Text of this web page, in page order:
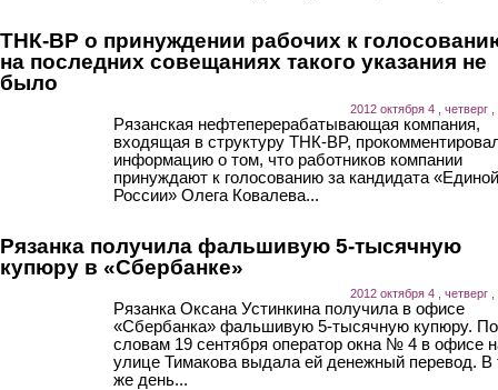
ТНК-BP о принуждении рабочих к
на последних совещаниях такого указания не
было
2012 октября 4 , четверг
Рязанская нефтеперерабатывающая компания,
входящая в структуру ТНК-BP,
информацию о том, что работников компании
принуждают к голосованию за кандидата «Единой
России» Олега Ковалева...
Рязанка получила фальшивую 5-тысячную
купюру в «Сбербанке»
2012 октября 4 , четверг
Рязанка Оксана Устинкина получила в офисе
«Сбербанка» фальшивую 5-тысячную купюру.
словам 19 сентября оператор окна № 4 в офисе
улице Тимакова выдала ей денежный перевод. В
же день...